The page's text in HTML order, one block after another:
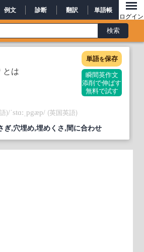
例文 診断 翻訳 単語帳
ログイン
とは
単語を保存
瞬間英作文
添削で伸ばす
無料で試す
)/ˈstɑ:ˌpgæp/ (英国英語)
ぎ,穴埋め,埋めくさ,間に合わせ